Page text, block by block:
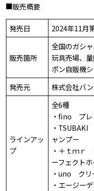
■販売概要
発売日 2024年11月
販売箇所
全国のガシ
玩具売場、
ポン⾃販機
発売元
株式会社バ
ラインアッ
プ
全6種
・fino プレ
・
ャンプー
・＋ｔｍｒ
ーフェクト
・uno クリ
・エージー